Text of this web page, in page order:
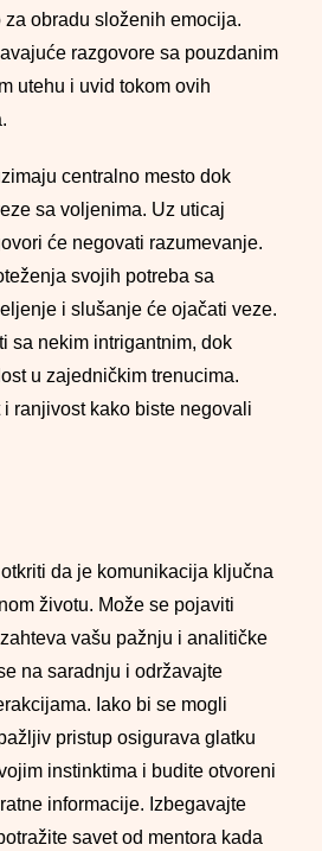
obradu složenih emocija.
razgovore sa pouzdanim
utehu i uvid tokom ovih
centralno mesto dok
sa voljenima. Uz uticaj
će negovati razumevanje.
svojih potreba sa
i slušanje će ojačati veze.
sa nekim intrigantnim, dok
u zajedničkim trenucima.
ranjivost kako biste negovali
da je komunikacija ključna
životu. Može se pojaviti
vašu pažnju i analitičke
na saradnju i održavajte
Iako bi se mogli
pristup osigurava glatku
instinktima i budite otvoreni
informacije. Izbegavajte
savet od mentora kada